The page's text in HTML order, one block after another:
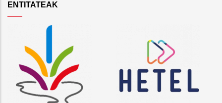
ENTITATEAK